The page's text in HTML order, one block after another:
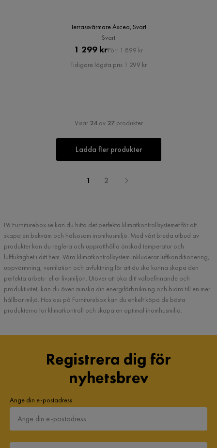
Terrassvärmare Ascea, Svart
Svart
Pris
1 299 krOriginal
Pris
Förr 1 899 kr
Tidigare lägsta pris 1 299 kr
Visar 24av 27produkter
Ladda fler produkter
1 2
På Furniturebox.se kan du hitta det perfekta klimatkontrollsystemet för att
skapa en bekväm och hälsosam inomhusmiljö. Med vårt breda utbud av
produkter kan du reglera och upprätthålla önskad temperatur och
luftfuktighet i ditt hem. Våra klimatkontrollsystem inkluderar luftkonditionering,
uppvärmning, ventilation och avfuktning för att du ska kunna skapa den
perfekta arbets- eller livsmiljön. Utöver att öka ditt välbefinnande och
produktivitet, kan du även minska din energiförbrukning och bidra till en mer
hållbar miljö. Hos oss på Furniturebox kan du enkelt köpa de bästa
produkterna för klimatkontroll och skapa en optimal inomhusmiljö.
Registrera dig för
nyhetsbrev
Ange din e-postadress